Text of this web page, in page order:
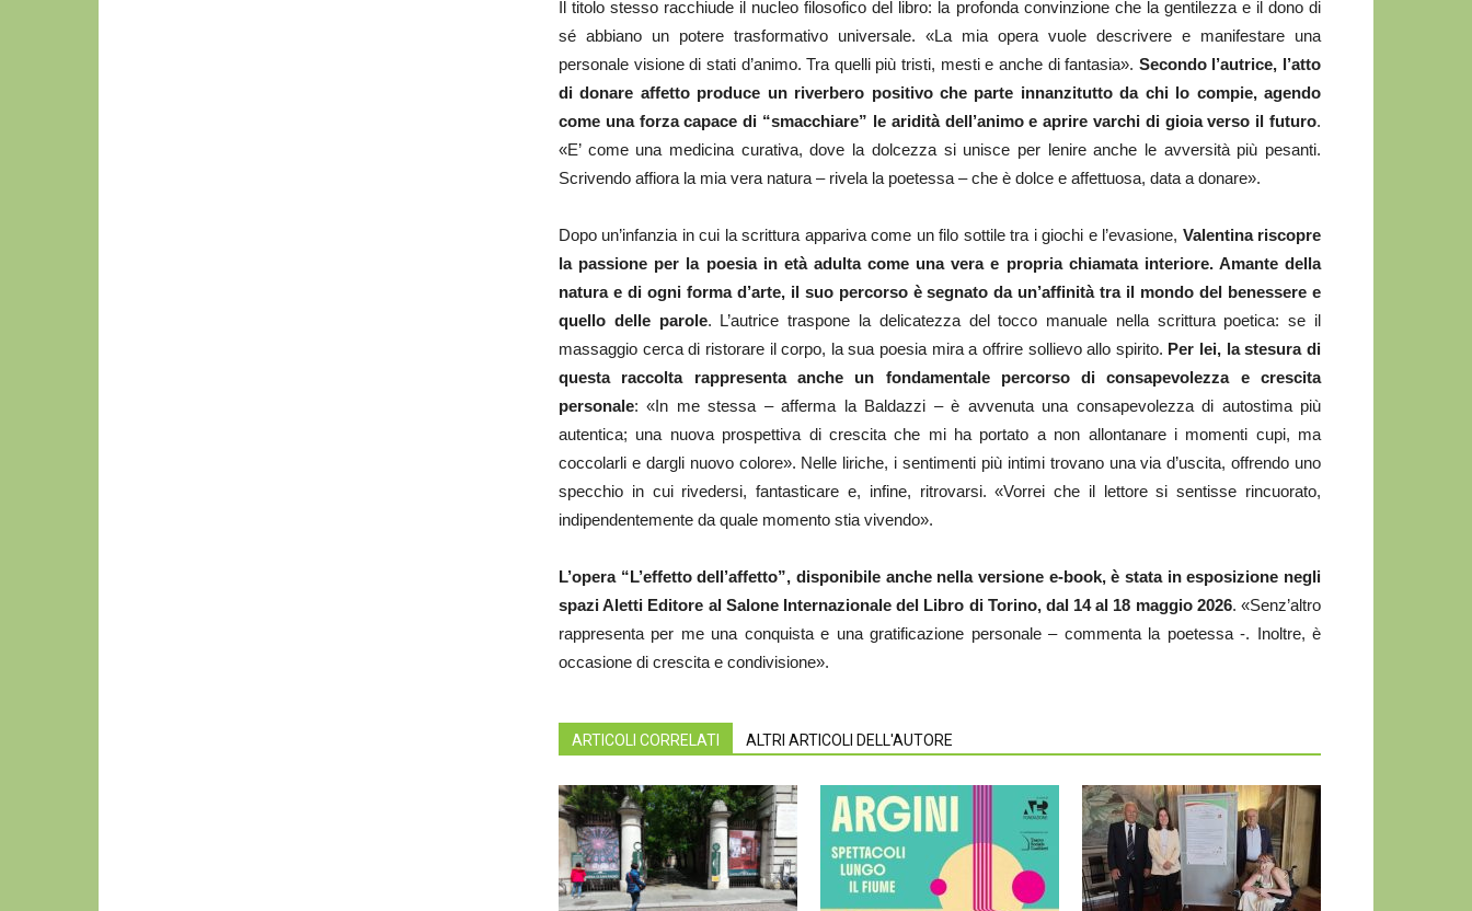
Il titolo stesso racchiude il nucleo filosofico del libro: la profonda convinzione che la gentilezza e il dono di
sé abbiano un potere trasformativo universale. «La mia opera vuole descrivere e manifestare una
personale visione di stati d’animo. Tra quelli più tristi, mesti e anche di fantasia». Secondo l’autrice, l’atto
di donare affetto produce un riverbero positivo che parte innanzitutto da chi lo compie, agendo
come una forza capace di “smacchiare” le aridità dell’animo e aprire varchi di gioia verso il futuro.
«E’ come una medicina curativa, dove la dolcezza si unisce per lenire anche le avversità più pesanti.
Scrivendo affiora la mia vera natura – rivela la poetessa – che è dolce e affettuosa, data a donare».
Dopo un’infanzia in cui la scrittura appariva come un filo sottile tra i giochi e l’evasione, Valentina riscopre
la passione per la poesia in età adulta come una vera e propria chiamata interiore. Amante della
natura e di ogni forma d’arte, il suo percorso è segnato da un’affinità tra il mondo del benessere e
quello delle parole. L’autrice traspone la delicatezza del tocco manuale nella scrittura poetica: se il
massaggio cerca di ristorare il corpo, la sua poesia mira a offrire sollievo allo spirito. Per lei, la stesura di
questa raccolta rappresenta anche un fondamentale percorso di consapevolezza e crescita
personale: «In me stessa – afferma la Baldazzi – è avvenuta una consapevolezza di autostima più
autentica; una nuova prospettiva di crescita che mi ha portato a non allontanare i momenti cupi, ma
coccolarli e dargli nuovo colore». Nelle liriche, i sentimenti più intimi trovano una via d’uscita, offrendo uno
specchio in cui rivedersi, fantasticare e, infine, ritrovarsi. «Vorrei che il lettore si sentisse rincuorato,
indipendentemente da quale momento stia vivendo».
L’opera “L’effetto dell’affetto”, disponibile anche nella versione e-book, è stata in esposizione negli
spazi Aletti Editore al Salone Internazionale del Libro di Torino, dal 14 al 18 maggio 2026. «Senz’altro
rappresenta per me una conquista e una gratificazione personale – commenta la poetessa -. Inoltre, è
occasione di crescita e condivisione».
ARTICOLI CORRELATI ALTRI ARTICOLI DELL'AUTORE